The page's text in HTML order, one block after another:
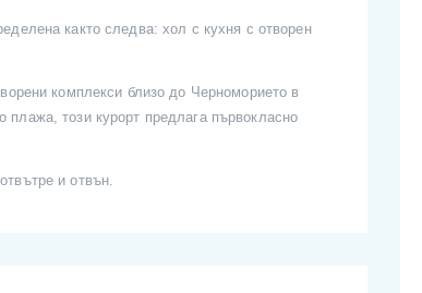
както следва: хол с кухня с отворен
комплекси близо до Черноморието в
този курорт предлага първокласно
и отвън.